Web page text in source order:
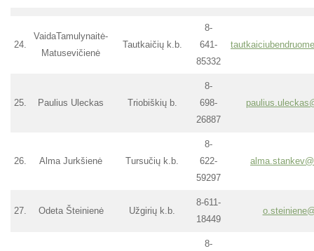
24.
VaidaTamulynaitė-
Matusevičienė
Tautkaičių k.b.
8-
641-
85332
25. Paulius Uleckas Triobiškių b.
8-
698-
26887
26. Alma Jurkšienė Tursučių k.b.
8-
622-
59297
27. Odeta Šteinienė Užgirių k.b.
8-611-
18449
8-